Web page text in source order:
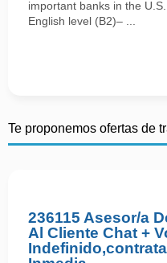
important banks in the
English level (B2)– ...
Te proponemos ofertas de
236115 Asesor/a
Al Cliente Chat +